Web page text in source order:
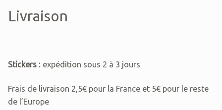
Livraison
Stickers : expédition sous 2 à 3 jours
Frais de livraison 2,5€ pour la France et 5€ pour le reste
de l’Europe